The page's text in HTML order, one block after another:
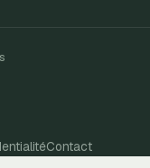
Contact